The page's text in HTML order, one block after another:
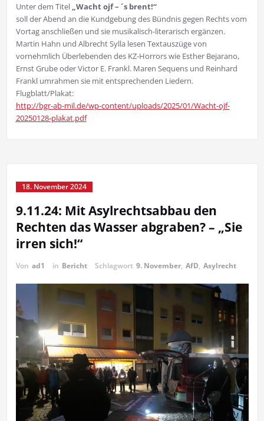
Unter dem Titel „Wacht ojf – ´s brent!“
soll der Abend an die Kundgebung des Bündnis gegen Rechts vom
Vortag anschließen und sie musikalisch-literarisch ergänzen.
Martin Hahn und Albrecht Sylla lesen Textauszüge von
vornehmlich Überlebenden des KZ-Horrors wie Esther Bejarano,
Ernst Grube oder Victor E. Frankl. Maren Sequens und Reinhard
Frankl umrahmen sie mit entsprechenden Liedern.
Flugblatt/Plakat:
http://bgr-ab-mil.de/wp-content/uploads/2025/01/Wacht-ojf-
20250128-plakat.pdf
18. November 2024
9.11.24: Mit Asylrechtsabbau den
Rechten das Wasser abgraben? – „Sie
irren sich!“
Von ad1 in Bericht Schlagwort 9. November, AfD, Asylrecht